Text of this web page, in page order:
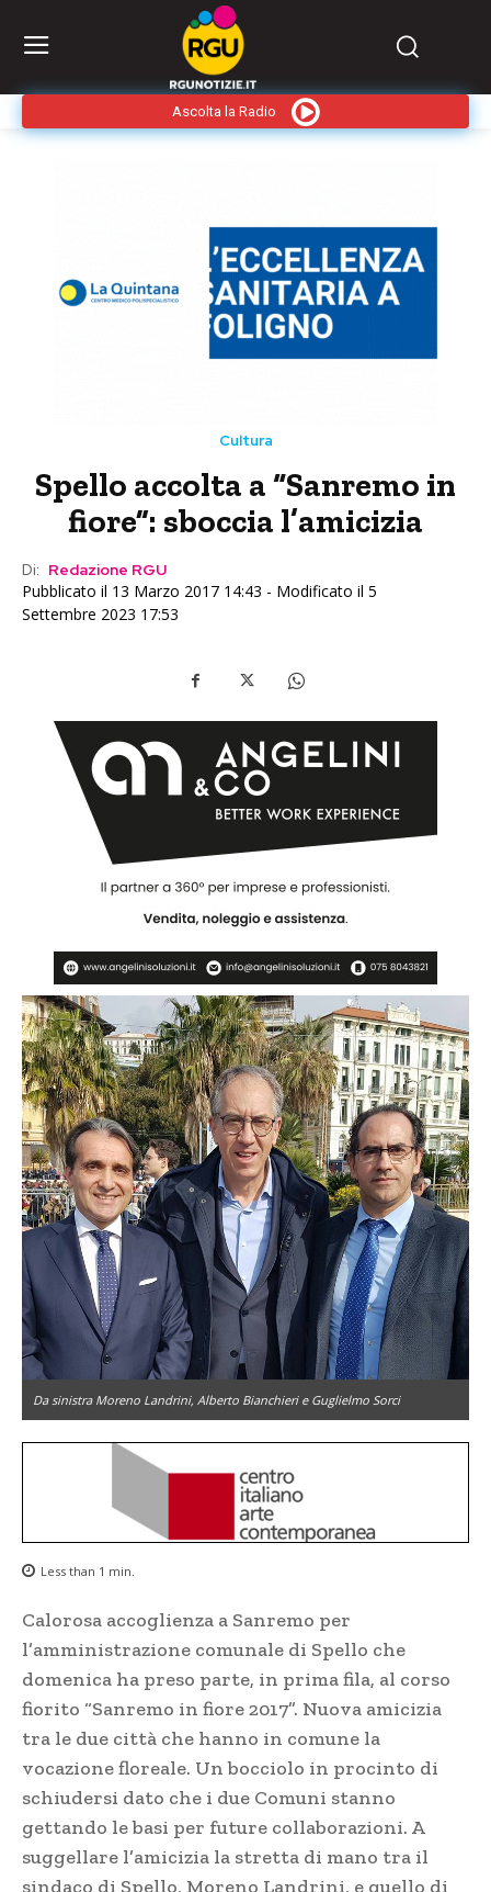
Ascolta la Radio
Cultura
Spello accolta a “Sanremo in
fiore”: sboccia l’amicizia
Di: Redazione RGU
Pubblicato il 13 Marzo 2017 14:43 - Modificato il 5
Settembre 2023 17:53
Da sinistra Moreno Landrini, Alberto Bianchieri e Guglielmo Sorci
Less than 1 min.
Calorosa accoglienza a Sanremo per
l’amministrazione comunale di Spello che
domenica ha preso parte, in prima fila, al corso
fiorito “Sanremo in fiore 2017”. Nuova amicizia
tra le due città che hanno in comune la
vocazione floreale. Un bocciolo in procinto di
schiudersi dato che i due Comuni stanno
gettando le basi per future collaborazioni. A
suggellare l’amicizia la stretta di mano tra il
sindaco di Spello, Moreno Landrini, e quello di